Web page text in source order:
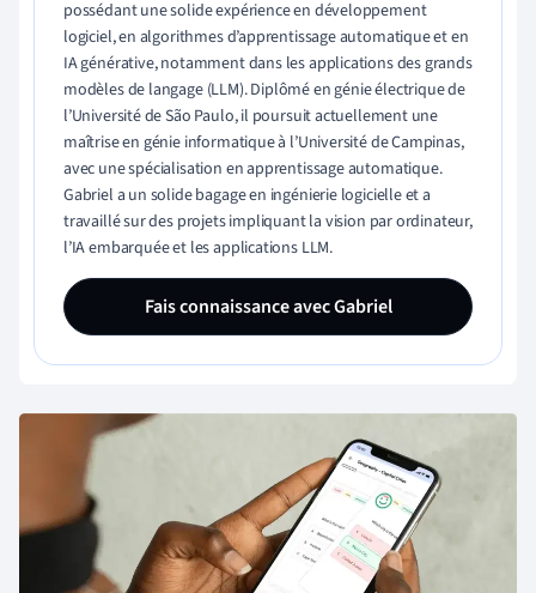
possédant une solide expérience en développement
logiciel, en algorithmes d’apprentissage automatique et en
IA générative, notamment dans les applications des grands
modèles de langage (LLM). Diplômé en génie électrique de
l’Université de São Paulo, il poursuit actuellement une
maîtrise en génie informatique à l’Université de Campinas,
avec une spécialisation en apprentissage automatique.
Gabriel a un solide bagage en ingénierie logicielle et a
travaillé sur des projets impliquant la vision par ordinateur,
l’IA embarquée et les applications LLM.
Fais connaissance avec Gabriel